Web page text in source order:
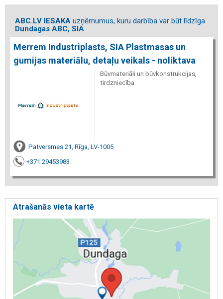
ABC.LV IESAKA uzņēmumus, kuru darbība var būt līdzīga
Dundagas ABC, SIA
Merrem Industriplasts, SIA Plastmasas un
gumijas materiālu, detaļu veikals - noliktava
Būvmateriāli un būvkonstrukcijas,
tirdzniecība
Patversmes 21, Rīga, LV-1005
+371 29453983
Atrašanās vieta kartē